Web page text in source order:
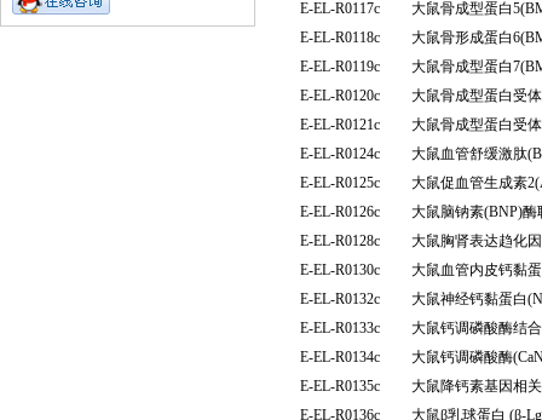
E-EL-R0117c
大鼠骨成型蛋白
E-EL-R0118c
大鼠骨形成蛋白
E-EL-R0119c
大鼠骨成型蛋白
E-EL-R0120c
大鼠骨成型蛋白受
E-EL-R0121c
大鼠骨成型蛋白受
E-EL-R0124c
大鼠血管舒缓激肽
E-EL-R0125c
大鼠促血管生成素
E-EL-R0126c
大鼠脑钠素(BNP)
E-EL-R0128c
大鼠胸肾表达趋化
E-EL-R0130c
大鼠血管内皮钙黏
E-EL-R0132c
大鼠神经钙黏蛋白
E-EL-R0133c
大鼠钙调磷酸酶结
E-EL-R0134c
大鼠钙调磷酸酶
E-EL-R0135c
大鼠降钙素基因相
E-EL-R0136c
大鼠β乳球蛋白 (β-